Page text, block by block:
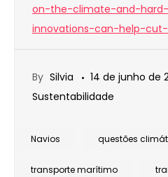
on-the-climate-and-
innovations-can-help-cut-
By Silvia 14 de junho de
Sustentabilidade
Navios questões
transporte marítimo